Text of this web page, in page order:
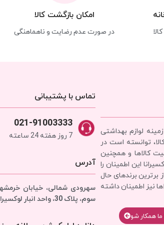
امکان بازگشت کالا
در صورت عدم رضایت و ناهماهنگی
لوازم بهداشتی
توانسته است در
کالاها و همچنین
این اطمینان را
برندهای حال
نیز اطمینان داشته
ما همکار شو
تماس با پشتیبانی
021-91003333
7 روز هفته 24 ساعته
آدرس
سهرودی شمالی، خیابان
سوم، پلاک 30، واحد انبار